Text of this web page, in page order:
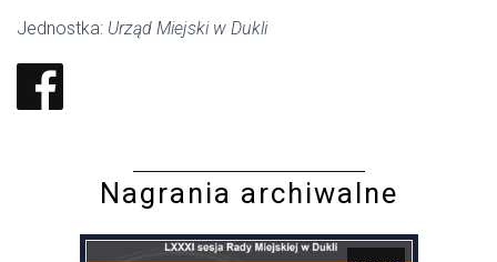
Jednostka: Urząd Miejski w Dukli
Nagrania archiwalne